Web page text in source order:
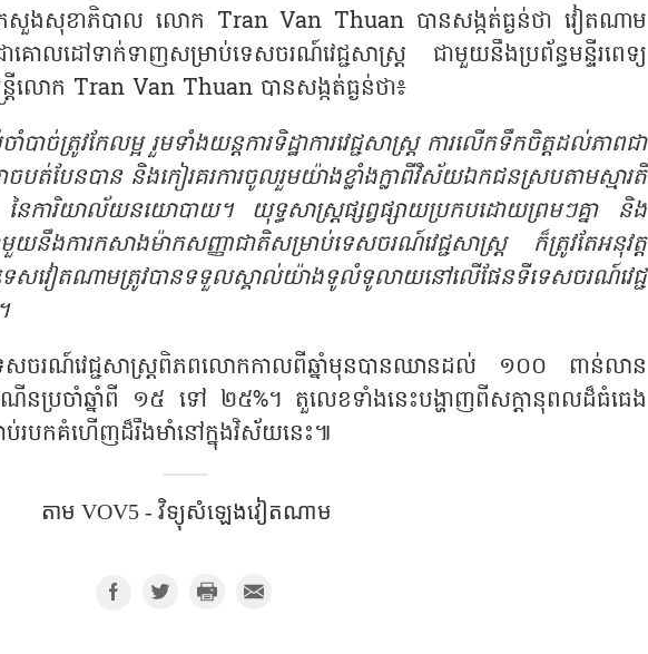
ក្រសួងសុខាភិបាល លោក Tran Van Thuan បានសង្កត់ធ្ងន់ថា វៀតណាម
គោលដៅទាក់ទាញសម្រាប់ទេសចរណ៍វេជ្ជសាស្រ្ត ជាមួយនឹងប្រព័ន្ធមន្ទីរពេទ្យ
ន្ត្រីលោក Tran Van Thuan បានសង្កត់ធ្ងន់ថា៖
ច់ត្រូវកែលម្អ រួមទាំងយន្តការទិដ្ឋាការវេជ្ជសាស្រ្ត ការលើកទឹកចិត្តដល់ភាពជា
ត់បែនបាន និងកៀរគរការចូលរួមយ៉ាងខ្លាំងក្លាពីវិស័យឯកជនស្របតាមស្មារតី
ៃការិយាល័យនយោបាយ។ យុទ្ធសាស្ត្រផ្សព្វផ្សាយប្រកបដោយព្រមៗគ្នា និង
យនឹងការកសាងម៉ាកសញ្ញាជាតិសម្រាប់ទេសចរណ៍វេជ្ជសាស្រ្ត ក៏ត្រូវតែអនុវត្ត
ទេសវៀតណាមត្រូវបានទទួលស្គាល់យ៉ាងទូលំទូលាយនៅលើផែនទីទេសចរណ៍វេជ្ជ
សចរណ៍វេជ្ជសាស្រ្តពិភពលោកកាលពីឆ្នាំមុនបានឈានដល់ ១០០ ពាន់លាន
ណើនប្រចាំឆ្នាំពី ១៥ ទៅ ២៥%។ តួលេខទាំងនេះបង្ហាញពីសក្ដានុពលដ៏ធំធេង
របកគំហើញដ៏រឹងមាំនៅក្នុងវិស័យនេះ៕
តាម VOV5 - វិទ្យុសំឡេងវៀតណាម